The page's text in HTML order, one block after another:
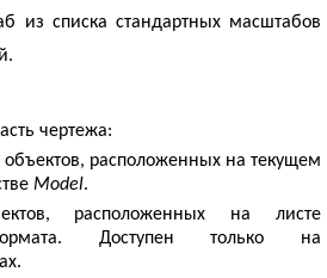
из списка стандартных масштабов
чертежа:
объектов, расположенных на текущем
Model.
расположенных на листе
Доступен только на